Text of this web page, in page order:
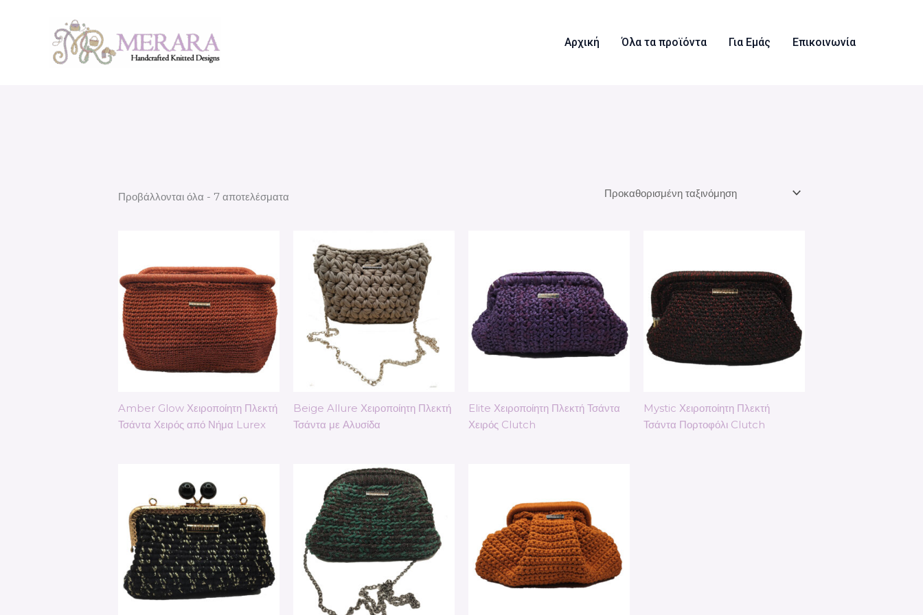
περιεχόμενο
Αρχική Όλα τα προϊόντα Για Εμάς Επικοινωνία
Προβάλλονται όλα - 7 αποτελέσματα
Amber Glow Χειροποίητη Πλεκτή
Τσάντα Χειρός από Νήμα Lurex
Beige Allure Χειροποίητη Πλεκτή
Τσάντα με Αλυσίδα
Elite Χειροποίητη Πλεκτή Τσάντα
Χειρός Clutch
Mystic Χειροποίητη Πλεκτή
Τσάντα Πορτοφόλι Clutch